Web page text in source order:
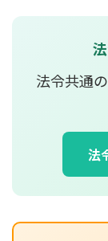
法令共通
法